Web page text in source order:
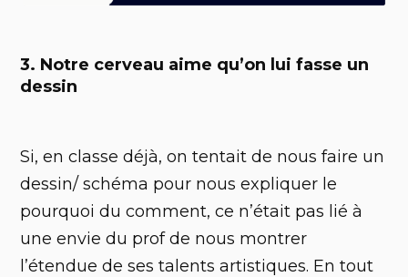
3. Notre cerveau aime qu’on lui fasse un
dessin
Si, en classe déjà, on tentait de nous faire un
dessin/ schéma pour nous expliquer le
pourquoi du comment, ce n’était pas lié à
une envie du prof de nous montrer
l’étendue de ses talents artistiques. En tout